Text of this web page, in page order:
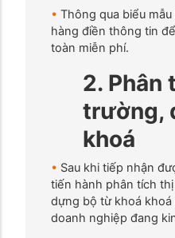
• Thông qua biểu
hàng điền thông tin
toàn miễn phí.
2. Phân
trường,
khoá
• Sau khi tiếp nhận
tiến hành phân tích
dựng bộ từ khoá
doanh nghiệp đang